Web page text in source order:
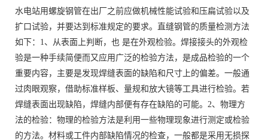
水电站用螺旋钢管在出厂之前应做机械性能试验和压扁试验以及
扩口试验，并要达到标准规定的要求。直缝钢管的质量检测方法
如下：1、从表面上判断，也 是在外观检验。焊接接头的外观检
验是一种手续简便而又应用广泛的检验方法，是成品检验的一个
重要内容，主要是发现焊缝表面的缺陷和尺寸上的偏差。一般通
过肉眼观察，借助标准样板、量规和放大镜等工具进行检验。若
焊缝表面出现缺陷，焊缝内部便有存在缺陷的可能。2、物理方
法的检验：物理的检验方法是利用一些物理现象进行测定或检验
的方法。材料或工件内部缺陷情况的检查，一般都是采用无损探